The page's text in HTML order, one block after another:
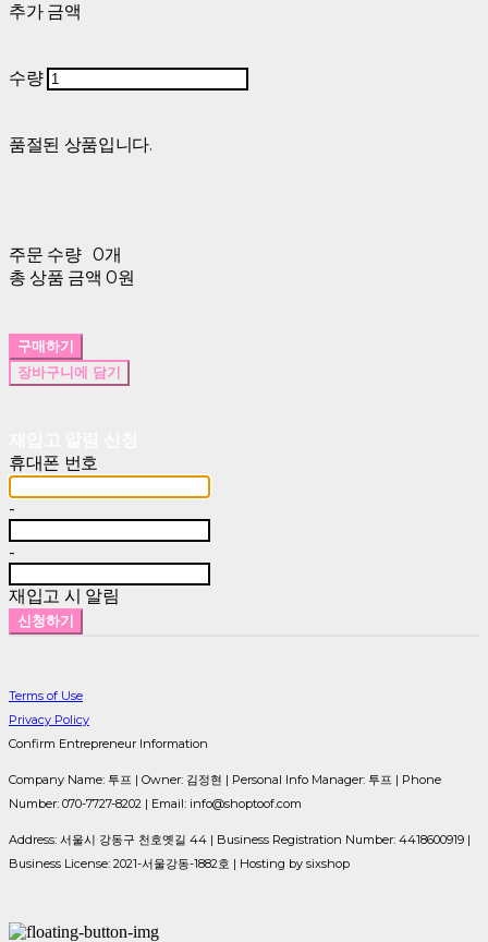
추가 금액
수량
품절된 상품입니다.
주문 수량 0개
총 상품 금액 0원
구매하기
장바구니에 담기
휴대폰 번호
-
-
재입고 시 알림
신청하기
Terms of Use
Privacy Policy
Confirm Entrepreneur Information
Company Name: 투프 | Owner: 김정현 | Personal Info Manager: 투프 | Phone
Number: 070-7727-8202 | Email: info@shoptoof.com
Address: 서울시 강동구 천호옛길 44 | Business Registration Number: 4418600919 |
Business License: 2021-서울강동-1882호 | Hosting by sixshop